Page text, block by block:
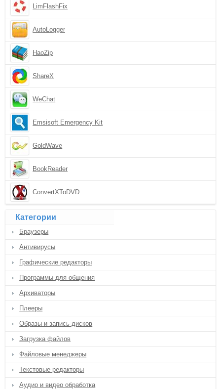
LimFlashFix
AutoLogger
HaoZip
ShareX
WeChat
Emsisoft Emergency Kit
GoldWave
BookReader
ConvertXToDVD
Категории
Браузеры
Антивирусы
Графические редакторы
Программы для общения
Архиваторы
Плееры
Образы и запись дисков
Загрузка файлов
Файловые менеджеры
Текстовые редакторы
Аудио и видео обработка